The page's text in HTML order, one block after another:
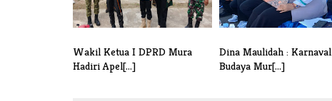
Wakil Ketua I DPRD Mura
Hadiri Apel[...]
Dina Maulidah : Karnaval
Budaya Mur[...]